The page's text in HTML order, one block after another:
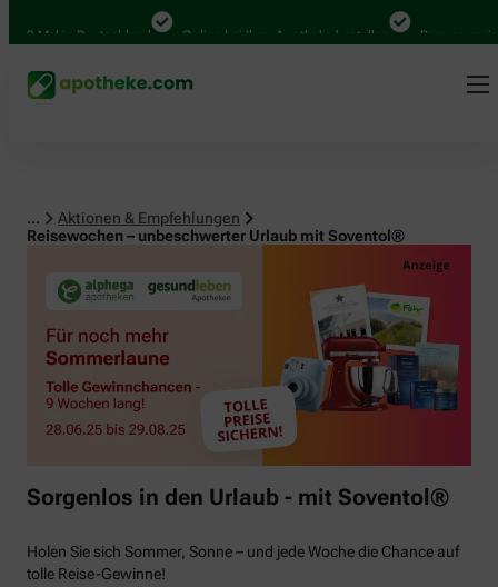
Mal in Deutschland Online bei Ihrer Apotheke bestellen Bequem
...
Aktionen & Empfehlungen
Reisewochen – unbeschwerter Urlaub mit Soventol®
Sorgenlos in den Urlaub - mit Soventol®
Holen Sie sich Sommer, Sonne – und jede Woche die Chance auf
tolle Reise-Gewinne!